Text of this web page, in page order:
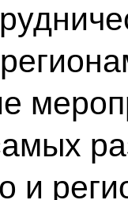
и